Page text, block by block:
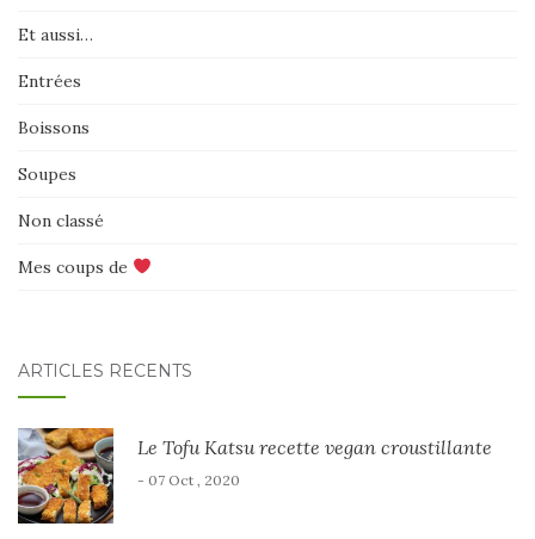
Et aussi…
Entrées
Boissons
Soupes
Non classé
Mes coups de
ARTICLES RÉCENTS
Le Tofu Katsu recette vegan croustillante
- 07 Oct , 2020